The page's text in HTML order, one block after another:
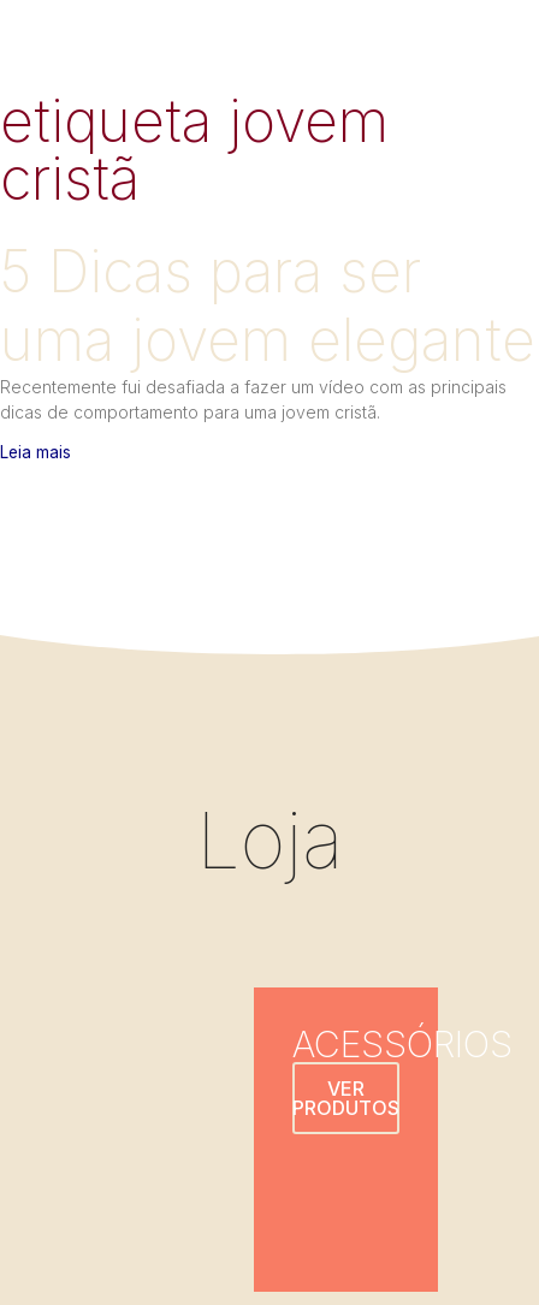
etiqueta jovem
cristã
5 Dicas para ser
uma jovem elegante
Recentemente fui desafiada a fazer um vídeo com as principais
dicas de comportamento para uma jovem cristã.
Leia mais
Loja
ACESSÓRIOS
VER
PRODUTOS